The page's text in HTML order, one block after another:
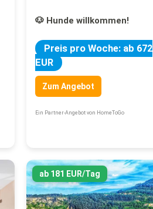
🐶 Hunde willkommen!
Preis pro Woche: ab 672
EUR
Zum Angebot
Ein Partner-Angebot von HomeToGo
ab 181 EUR/Tag